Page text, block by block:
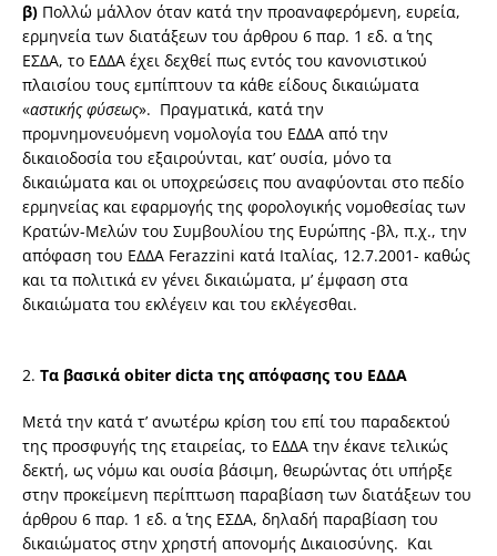
β) Πολλώ μάλλον όταν κατά την προαναφερόμενη, ευρεία,
ερμηνεία των διατάξεων του άρθρου 6 παρ. 1 εδ. α΄ της
ΕΣΔΑ, το ΕΔΔΑ έχει δεχθεί πως εντός του κανονιστικού
πλαισίου τους εμπίπτουν τα κάθε είδους δικαιώματα
«αστικής φύσεως». Πραγματικά, κατά την
προμνημονευόμενη νομολογία του ΕΔΔΑ από την
δικαιοδοσία του εξαιρούνται, κατ’ ουσία, μόνο τα
δικαιώματα και οι υποχρεώσεις που αναφύονται στο πεδίο
ερμηνείας και εφαρμογής της φορολογικής νομοθεσίας των
Κρατών-Μελών του Συμβουλίου της Ευρώπης -βλ, π.χ., την
απόφαση του ΕΔΔΑ Ferazzini κατά Ιταλίας, 12.7.2001- καθώς
και τα πολιτικά εν γένει δικαιώματα, μ’ έμφαση στα
δικαιώματα του εκλέγειν και του εκλέγεσθαι.
2. Τα βασικά obiter dicta της απόφασης του ΕΔΔΑ
Μετά την κατά τ’ ανωτέρω κρίση του επί του παραδεκτού
της προσφυγής της εταιρείας, το ΕΔΔΑ την έκανε τελικώς
δεκτή, ως νόμω και ουσία βάσιμη, θεωρώντας ότι υπήρξε
στην προκείμενη περίπτωση παραβίαση των διατάξεων του
άρθρου 6 παρ. 1 εδ. α΄ της ΕΣΔΑ, δηλαδή παραβίαση του
δικαιώματος στην χρηστή απονομής Δικαιοσύνης. Και